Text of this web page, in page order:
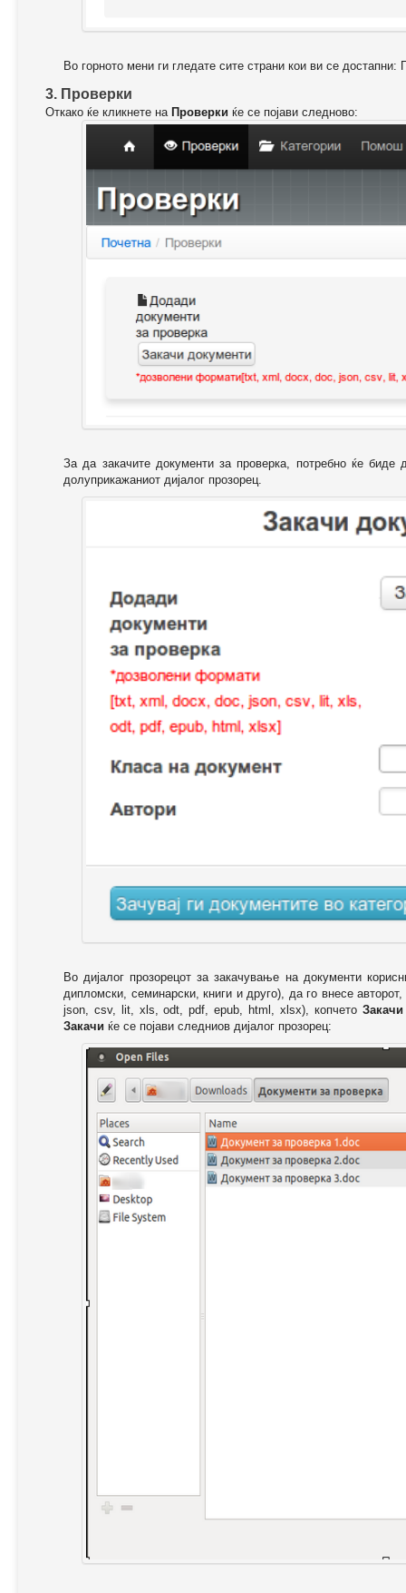
Во горното мени ги гледате сите страни кои ви се
3. Проверки
Откако ќе кликнете на Проверки ќе се појави следново:
За да закачите документи за проверка, потребно ќе биде
долуприкажаниот дијалог прозорец.
Во дијалог прозорецот за закачување на документи
дипломски, семинарски, книги и друго), да го внесе
json, csv, lit, xls, odt, pdf, epub, html, xlsx), копчето Закачи
Закачи ќе се појави следниов дијалог прозорец: